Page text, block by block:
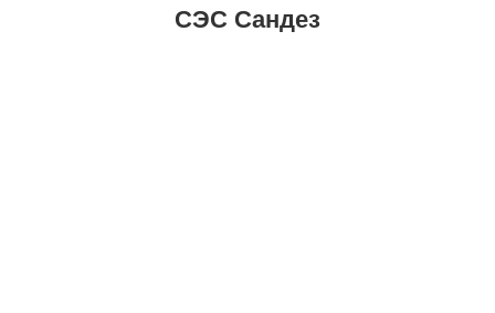
СЭС Сандез